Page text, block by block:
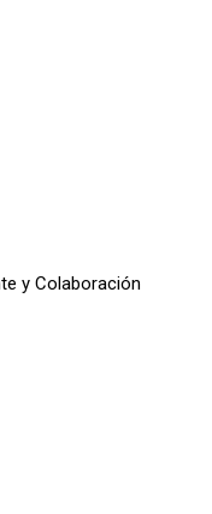
y Colaboración